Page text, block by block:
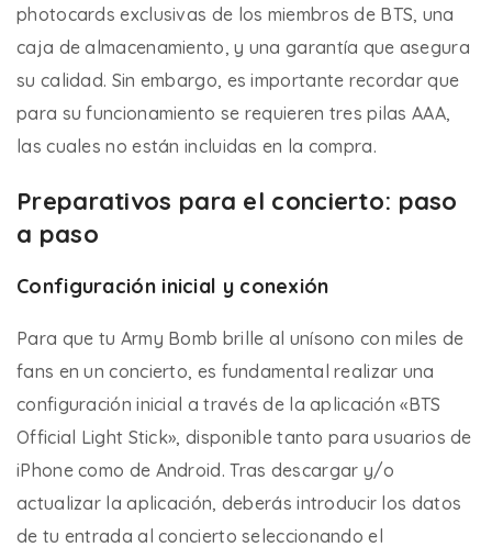
photocards exclusivas de los miembros de BTS, una
caja de almacenamiento, y una garantía que asegura
su calidad. Sin embargo, es importante recordar que
para su funcionamiento se requieren tres pilas AAA,
las cuales no están incluidas en la compra.
Preparativos para el concierto: paso
a paso
Configuración inicial y conexión
Para que tu Army Bomb brille al unísono con miles de
fans en un concierto, es fundamental realizar una
configuración inicial a través de la aplicación «BTS
Official Light Stick», disponible tanto para usuarios de
iPhone como de Android. Tras descargar y/o
actualizar la aplicación, deberás introducir los datos
de tu entrada al concierto seleccionando el